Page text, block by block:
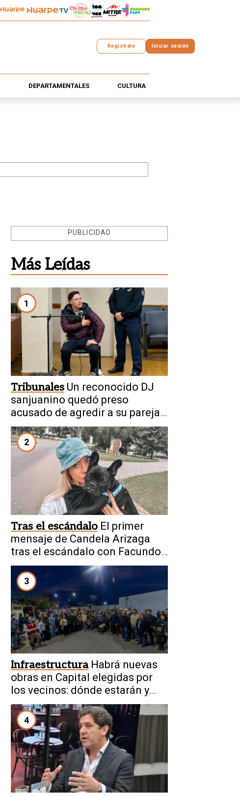
Registrate Iniciar sesión
DEPARTAMENTALES CULTURA
PUBLICIDAD
Más Leídas
1
Tribunales Un reconocido DJ
sanjuanino quedó preso
acusado de agredir a su pareja
embarazada
2
Tras el escándalo El primer
mensaje de Candela Arizaga
tras el escándalo con Facundo
Moyano
3
Infraestructura Habrá nuevas
obras en Capital elegidas por
los vecinos: dónde estarán y
qué mejoras contribuirán
4